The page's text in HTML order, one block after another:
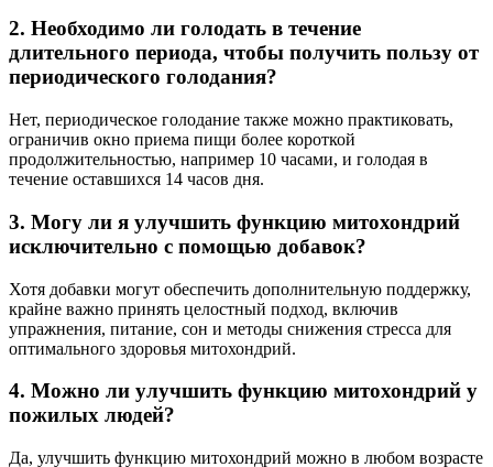
2. Необходимо ли голодать в течение
длительного периода, чтобы получить пользу от
периодического голодания?
Нет, периодическое голодание также можно практиковать,
ограничив окно приема пищи более короткой
продолжительностью, например 10 часами, и голодая в
течение оставшихся 14 часов дня.
3. Могу ли я улучшить функцию митохондрий
исключительно с помощью добавок?
Хотя добавки могут обеспечить дополнительную поддержку,
крайне важно принять целостный подход, включив
упражнения, питание, сон и методы снижения стресса для
оптимального здоровья митохондрий.
4. Можно ли улучшить функцию митохондрий у
пожилых людей?
Да, улучшить функцию митохондрий можно в любом возрасте